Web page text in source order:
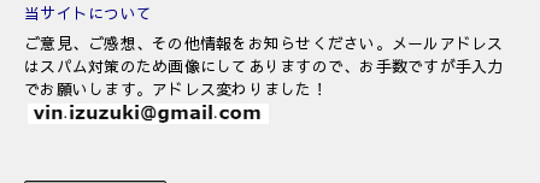
当サイトについて
ご意見、ご感想、その他情報をお知らせください。メールアドレス
はスパム対策のため画像にしてありますので、お手数ですが手入力
でお願いします。アドレス変わりました！